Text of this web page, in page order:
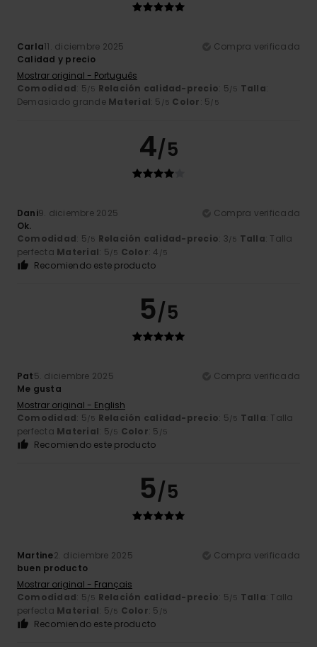
Carla11. diciembre 2025
Compra verificada
Calidad y precio
Mostrar original - Português
Comodidad: 5/5 Relación calidad-precio: 5/5 Talla:
Demasiado grande Material: 5 /5 Color: 5/5
4/5
Dani9. diciembre 2025
Compra verificada
Ok.
Comodidad: 5/5 Relación calidad-precio: 3/5 Talla: Talla
perfecta Material: 5/5 Color: 4 /5
Recomiendo este producto
5/5
Pat5. diciembre 2025
Compra verificada
Me gusta
Mostrar original - English
Comodidad: 5/5 Relación calidad-precio: 5/5 Talla: Talla
perfecta Material: 5/5 Color: 5 /5
Recomiendo este producto
5/5
Martine2. diciembre 2025
Compra verificada
buen producto
Mostrar original - Français
Comodidad: 5/5 Relación calidad-precio: 5/5 Talla: Talla
perfecta Material: 5/5 Color: 5 /5
Recomiendo este producto